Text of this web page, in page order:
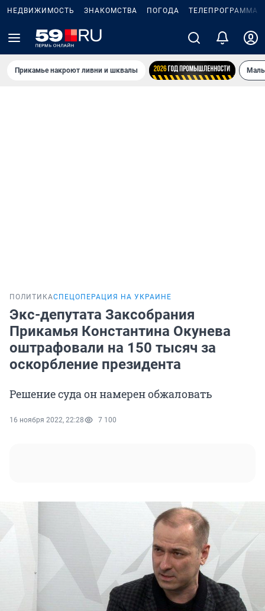
НЕДВИЖИМОСТЬ ЗНАКОМСТВА ПОГОДА ТЕЛЕПРОГРАММА
Прикамье накроют ливни и шквалы
ПОЛИТИКАСПЕЦОПЕРАЦИЯ НА УКРАИНЕ
Экс-депутата Заксобрания
Прикамья Константина Окунева
оштрафовали на 150 тысяч за
оскорбление президента
Решение суда он намерен обжаловать
16 ноября 2022, 22:28 7 100